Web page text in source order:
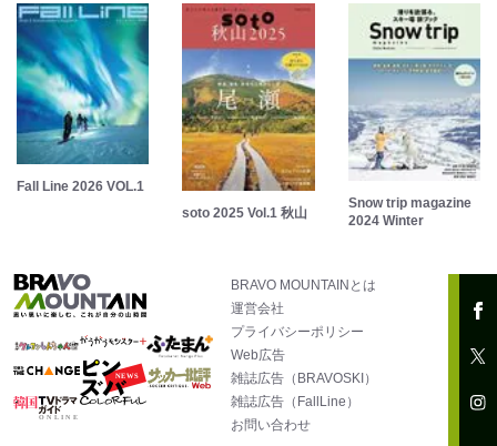
Fall Line 2026 VOL.1
soto 2025 Vol.1 秋山
Snow trip magazine
2024 Winter
BRAVO MOUNTAINとは
運営会社
プライバシーポリシー
Web広告
雑誌広告（BRAVOSKI）
雑誌広告（FallLine）
お問い合わせ